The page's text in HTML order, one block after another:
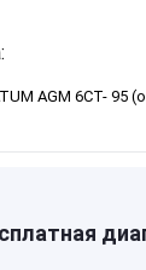
AGM 6СТ- 95